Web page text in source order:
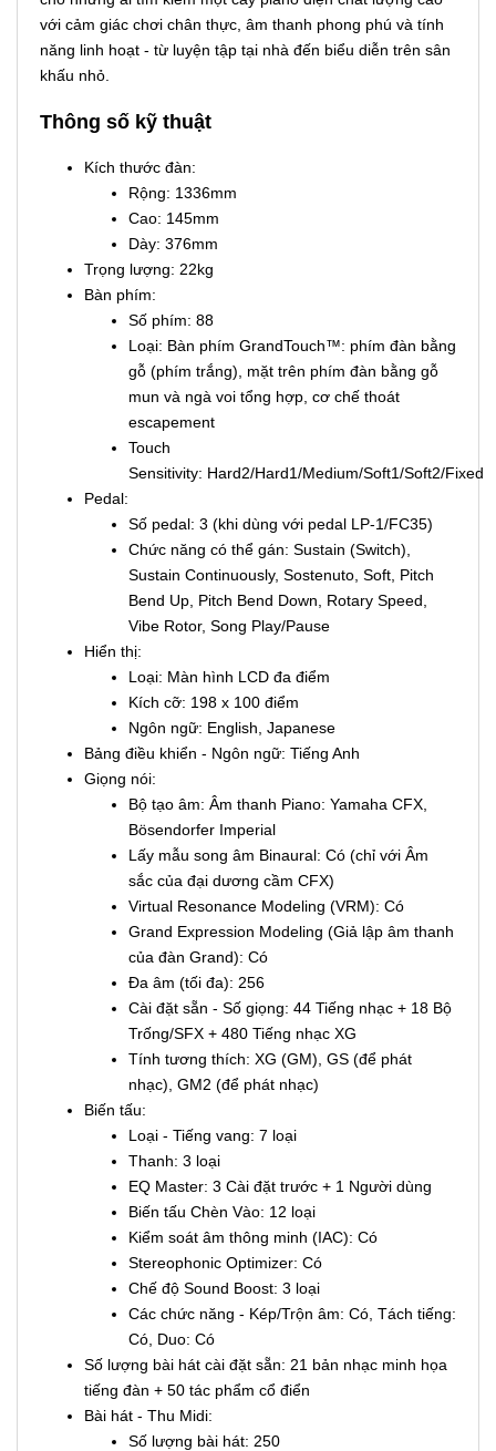
với cảm giác chơi chân thực, âm thanh phong phú và tính
năng linh hoạt - từ luyện tập tại nhà đến biểu diễn trên sân
khấu nhỏ.
Thông số kỹ thuật
Kích thước đàn:
Rộng: 1336mm
Cao: 145mm
Dày: 376mm
Trọng lượng: 22kg
Bàn phím:
Số phím: 88
Loại: Bàn phím GrandTouch™: phím đàn bằng
gỗ (phím trắng), mặt trên phím đàn bằng gỗ
mun và ngà voi tổng hợp, cơ chế thoát
escapement
Touch
Sensitivity: Hard2/Hard1/Medium/Soft1/Soft2/Fixed
Pedal:
Số pedal: 3 (khi dùng với pedal LP-1/FC35)
Chức năng có thể gán: Sustain (Switch),
Sustain Continuously, Sostenuto, Soft, Pitch
Bend Up, Pitch Bend Down, Rotary Speed,
Vibe Rotor, Song Play/Pause
Hiển thị:
Loại: Màn hình LCD đa điểm
Kích cỡ: 198 x 100 điểm
Ngôn ngữ: English, Japanese
Bảng điều khiển - Ngôn ngữ: Tiếng Anh
Giọng nói:
Bộ tạo âm: Âm thanh Piano: Yamaha CFX,
Bösendorfer Imperial
Lấy mẫu song âm Binaural: Có (chỉ với Âm
sắc của đại dương cầm CFX)
Virtual Resonance Modeling (VRM): Có
Grand Expression Modeling (Giả lập âm thanh
của đàn Grand): Có
Đa âm (tối đa): 256
Cài đặt sẵn - Số giọng: 44 Tiếng nhạc + 18 Bộ
Trống/SFX + 480 Tiếng nhạc XG
Tính tương thích: XG (GM), GS (để phát
nhạc), GM2 (để phát nhạc)
Biến tấu:
Loại - Tiếng vang: 7 loại
Thanh: 3 loại
EQ Master: 3 Cài đặt trước + 1 Người dùng
Biến tấu Chèn Vào: 12 loại
Kiểm soát âm thông minh (IAC): Có
Stereophonic Optimizer: Có
Chế độ Sound Boost: 3 loại
Các chức năng - Kép/Trộn âm: Có, Tách tiếng:
Có, Duo: Có
Số lượng bài hát cài đặt sẵn: 21 bản nhạc minh họa
tiếng đàn + 50 tác phẩm cổ điển
Bài hát - Thu Midi:
Số lượng bài hát: 250